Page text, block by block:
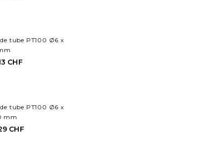
tube PT100 Ø6 x
CHF
tube PT100 Ø6 x
mm
CHF